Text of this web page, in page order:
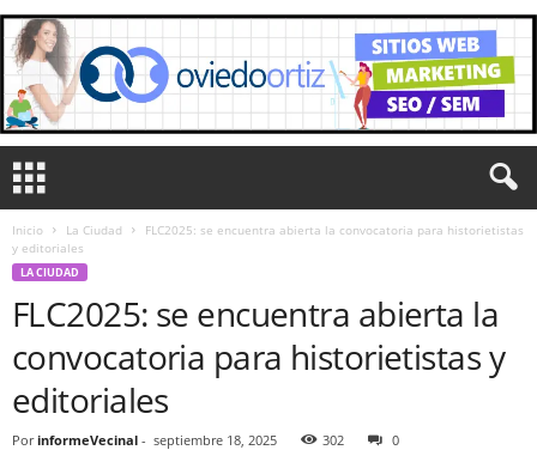
Inicio La Ciudad
FLC2025: se encuentra abierta la convocatoria para historietistas
y editoriales
LA CIUDAD
FLC2025: se encuentra abierta la
convocatoria para historietistas y
editoriales
Por informeVecinal - septiembre 18, 2025 302 0